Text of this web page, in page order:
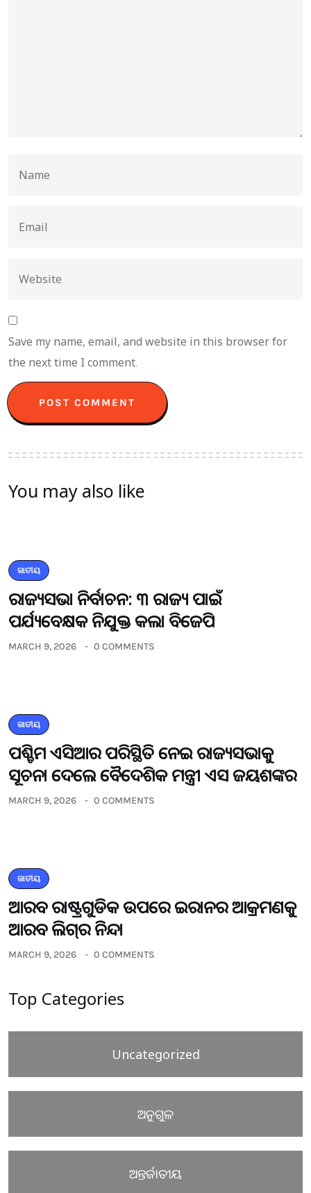
Save my name, email, and website in this browser for
the next time I comment.
You may also like
ଜାତୀୟ
ରାଜ୍ୟସଭା ନିର୍ବାଚନ: ୩ ରାଜ୍ୟ ପାଇଁ
ପର୍ଯ୍ୟବେକ୍ଷକ ନିଯୁକ୍ତ କଲା ବିଜେପି
MARCH 9, 2026 0 COMMENTS
ଜାତୀୟ
ପଶ୍ଚିମ ଏସିଆର ପରିସ୍ଥିତି ନେଇ ରାଜ୍ୟସଭାକୁ
ସୂଚନା ଦେଲେ ବୈଦେଶିକ ମନ୍ତ୍ରୀ ଏସ ଜୟଶଙ୍କର
MARCH 9, 2026 0 COMMENTS
ଜାତୀୟ
ଆରବ ରାଷ୍ଟ୍ରଗୁଡିକ ଉପରେ ଇରାନର ଆକ୍ରମଣକୁ
ଆରବ ଲିଗ୍‌ର ନିନ୍ଦା
MARCH 9, 2026 0 COMMENTS
Top Categories
Uncategorized
ଅନୁଗୁଳ
ଅନ୍ତର୍ଜାତୀୟ